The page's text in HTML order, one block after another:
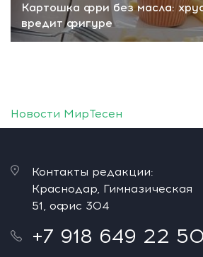
Картошка фри без масла:
вредит фигуре
Новости МирТесен
Контакты редакции:
Краснодар, Гимназическая
51, офис 304
+7 918 649 22 50